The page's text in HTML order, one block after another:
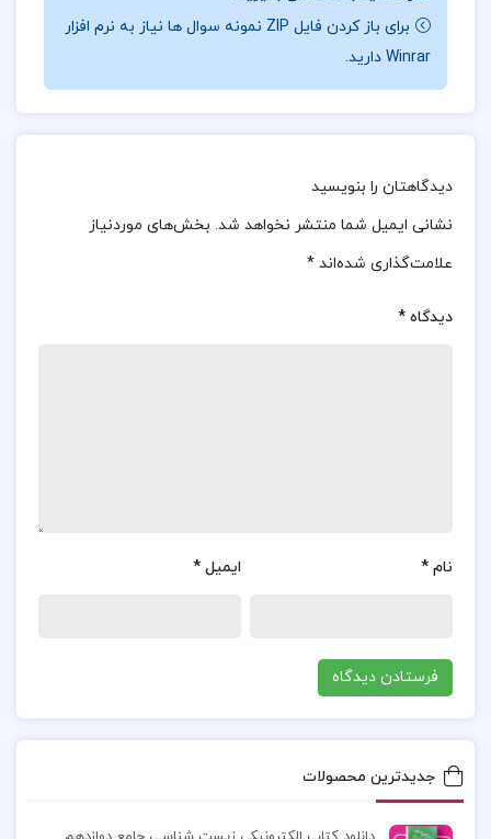
واقعی از کارها و ارزش‌هایش، نمی‌توانیم به‌طور کامل
فاصله‌ای برای شناخت ایجاد کنیم. از سوی دیگر، فروغ و
شعرهایش پدیده‌هایی هستند که چهره‌ی واقعی ما را
که معمولاً تمایل داریم پنهان بماند، آشکار می‌کنند.
موضوع کتاب مجموعه آثار فروغ فرخ زاد بهنام باوند پور
فرخزاد می‌پردازد. اشعار این شاعر برجسته با پرداختن
نوشته بهنام باوند پور، به بررسی و تحلیل اشعار و
با سبک نوین و بیان صادقانه و جسورانه خود، تأثیر
شگرفی بر ادبیات فارسی گذاشته است. این کتاب به
برای باز کردن فایل ZIP نمونه سوال ها نیاز به نرم افزار
Winrar دارید.
دیدگاهتان را بنویسید
نشانی ایمیل شما منتشر نخواهد شد. بخش‌های موردنیاز
علامت‌گذاری شده‌اند *
دیدگاه *
نام * ایمیل *
جدیدترین محصولات